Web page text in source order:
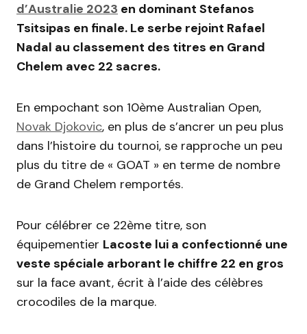
d’Australie 2023 en dominant Stefanos
Tsitsipas en finale. Le serbe rejoint Rafael
Nadal au classement des titres en Grand
Chelem avec 22 sacres.
En empochant son 10ème Australian Open,
Novak Djokovic, en plus de s’ancrer un peu plus
dans l’histoire du tournoi, se rapproche un peu
plus du titre de « GOAT » en terme de nombre
de Grand Chelem remportés.
Pour célébrer ce 22ème titre, son
équipementier Lacoste lui a confectionné une
veste spéciale arborant le chiffre 22 en gros
sur la face avant, écrit à l’aide des célèbres
crocodiles de la marque.